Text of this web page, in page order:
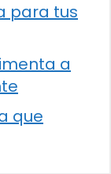
para tus
a
que